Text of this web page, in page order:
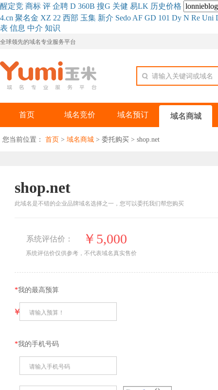
醒定竞 商标 评 企聘 D 360B 搜G 关健 易LK 历史价格
4.cn 聚名金 XZ 22 西部 玉集 新介 Sedo AF GD 101 Dy N Re Uni
表 信息 中介 知识